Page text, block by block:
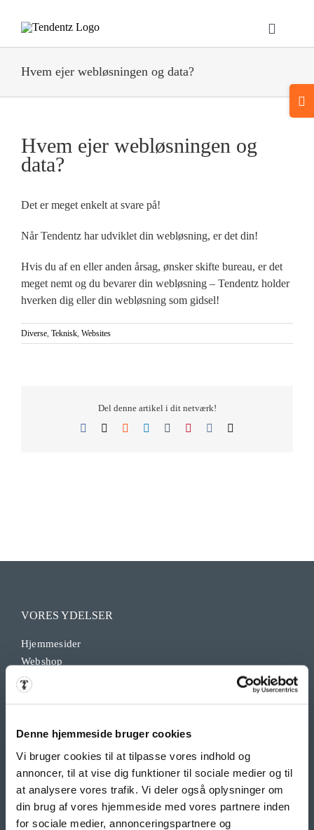
Denne hjemmeside bruger cookies
Vi bruger cookies til at tilpasse vores indhold og
annoncer, til at vise dig funktioner til sociale medier og til
at analysere vores trafik. Vi deler også oplysninger om
din brug af vores hjemmeside med vores partnere inden
for sociale medier, annonceringspartnere og
Toggle
Hjem
Bannere & Displays
Om Os
Kontakt
Hvem ejer webløsningen og data?
Hvem ejer webløsningen og
data?
Det er meget enkelt at svare på!
Når Tendentz har udviklet din webløsning, er det din!
Hvis du af en eller anden årsag, ønsker skifte bureau, er det
meget nemt og du bevarer din webløsning – Tendentz holder
hverken dig eller din webløsning som gidsel!
Diverse, Teknisk, Websites
Del denne artikel i dit netværk!
Facebook Reddit LinkedIn
TumblrPinterest
VORES YDELSER
Hjemmesider
Webshop
Intranet
Søgemaskineoptimering
Google Ads & Analytics
Grafisk Arbejde & DTP
Opdateringsservice
Backup
Klippekort